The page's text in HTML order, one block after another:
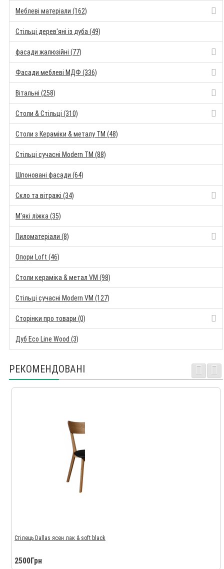
Меблеві матеріали (162)
Стільці дерев'яні із дуба (49)
фасади жалюзійні (77)
Фасади меблеві МДФ (336)
Вітальні (258)
Столи & Стільці (310)
Столи з Кераміки & металу TM (48)
Стільці сучасні Modern TM (88)
Шпоновані фасади (64)
Скло та вітражі (34)
М'які ліжка (35)
Пиломатеріали (8)
Опори Loft (46)
Столи кераміка & метал VM (98)
Стільці сучасні Modern VM (127)
Сторінки про товари (0)
Дуб Eco Line Wood (3)
РЕКОМЕНДОВАНІ
Стілець Dallas ясен лак & soft black
2500Грн